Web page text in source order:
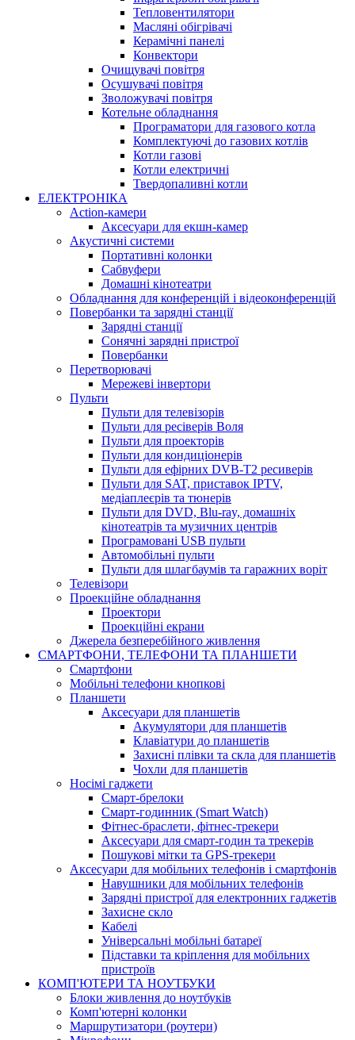
Тепловентилятори
Масляні обігрівачі
Керамічні панелі
Конвектори
Очищувачі повітря
Осушувачі повітря
Зволожувачі повітря
Котельне обладнання
Програматори для газового котла
Комплектуючі до газових котлів
Котли газові
Котли електричні
Твердопаливні котли
ЕЛЕКТРОНІКА
Action-камери
Аксесуари для екшн-камер
Акустичні системи
Портативні колонки
Сабвуфери
Домашні кінотеатри
Обладнання для конференцій і відеоконференцій
Повербанки та зарядні станції
Зарядні станції
Сонячні зарядні пристрої
Повербанки
Перетворювачі
Мережеві інвертори
Пульти
Пульти для телевізорів
Пульти для ресіверів Воля
Пульти для проекторів
Пульти для кондиціонерів
Пульти для ефірних DVB-T2 ресиверів
Пульти для SAT, приставок IPTV,
медіаплеєрів та тюнерів
Пульти для DVD, Blu-ray, домашніх
кінотеатрів та музичних центрів
Програмовані USB пульти
Автомобільні пульти
Пульти для шлагбаумів та гаражних воріт
Телевізори
Проекційне обладнання
Проектори
Проекційні екрани
Джерела безперебійного живлення
СМАРТФОНИ, ТЕЛЕФОНИ ТА ПЛАНШЕТИ
Смартфони
Мобільні телефони кнопкові
Планшети
Аксесуари для планшетів
Акумулятори для планшетів
Клавіатури до планшетів
Захисні плівки та скла для планшетів
Чохли для планшетів
Носімі гаджети
Смарт-брелоки
Смарт-годинник (Smart Watch)
Фітнес-браслети, фітнес-трекери
Аксесуари для смарт-годин та трекерів
Пошукові мітки та GPS-трекери
Аксесуари для мобільних телефонів і смартфонів
Навушники для мобільних телефонів
Зарядні пристрої для електронних гаджетів
Захисне скло
Кабелі
Універсальні мобільні батареї
Підставки та кріплення для мобільних
пристроїв
КОМП'ЮТЕРИ ТА НОУТБУКИ
Блоки живлення до ноутбуків
Комп'ютерні колонки
Маршрутизатори (роутери)